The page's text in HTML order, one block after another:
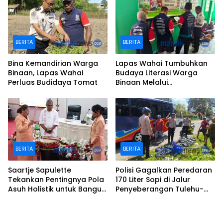
BERITA
Bina Kemandirian Warga
Binaan, Lapas Wahai
Perluas Budidaya Tomat
BERITA
Lapas Wahai Tumbuhkan
Budaya Literasi Warga
Binaan Melalui
BERITA
Saartje Sapulette
Tekankan Pentingnya Pola
Asuh Holistik untuk Bangun
BERITA
Polisi Gagalkan Peredaran
170 Liter Sopi di Jalur
Penyeberangan Tulehu-